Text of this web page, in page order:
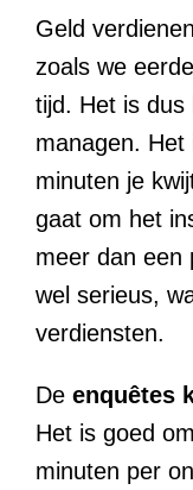
Geld
zoals we
tijd. Het is dus
managen. Het
minuten je
gaat om het
meer dan een
wel serieus,
verdiensten.
De enquêtes
Het is goed
minuten per